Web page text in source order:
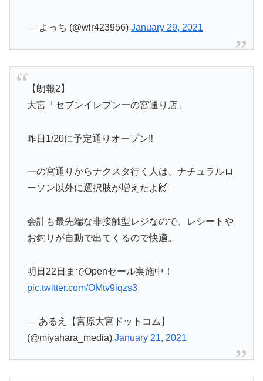
— よっち (@wlr423956) January 29, 2021
【朗報2】
大宮「セブンイレブン一の宮通り店」
昨日1/20に予定通りオープン‼️
一の宮通りからナクスタ行く人は、ナチュラルロ
ーソン以外に選択肢が増えたよ🙌
会計も最先端な非接触型レジなので、レシートや
お釣りが自動で出てくるので快適。
明日22日までOpenセール実施中！
pic.twitter.com/OMtv9iqzs3
— あるえ【宮原大宮ドットコム】
(@miyahara_media) January 21, 2021